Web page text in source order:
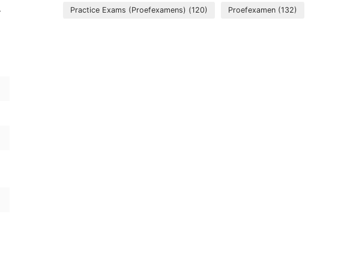
Practice Exams (Proefexamens) (120) Proefexamen (132)